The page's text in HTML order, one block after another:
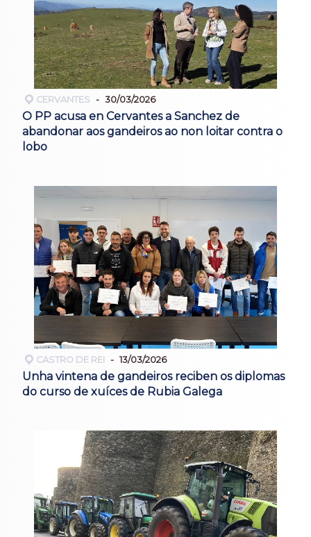
CERVANTES 30/03/2026
O PP acusa en Cervantes a Sanchez de
abandonar aos gandeiros ao non loitar contra o
lobo
CASTRO DE REI 13/03/2026
Unha vintena de gandeiros reciben os diplomas
do curso de xuíces de Rubia Galega